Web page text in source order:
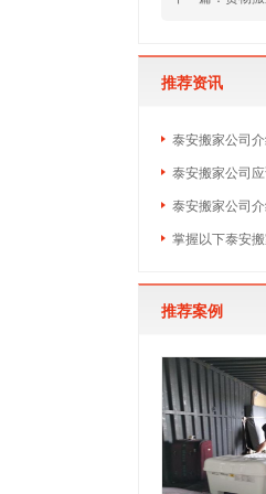
推荐资讯
泰安搬家公司
泰安搬家公司
泰安搬家公司
掌握以下泰安
推荐案例